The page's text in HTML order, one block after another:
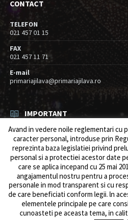
CONTACT
TELEFON
021 457 01 15
FAX
021 457 11 71
E-mail
primariajilava@primariajilava.ro
IMPORTANT
Rezultat concurs expert – proba
06/08/2026 inResurse umane / Achizitii
Anunt concurs
05/08/2026 Resurse umane / Achizitii
© 2026 Primăria Comunei
Avand in vedere noile reglementari cu
caracter personal, introduse prin
reprezinta baza legislatiei privind
personal si a protectiei acestor date
care se aplica incepand cu 25 mai
angajamentul nostru pentru a
personale in mod transparent si cu
de care beneficiati conform legii. ln
elementele principale pe care
cunoasteti pe aceasta tema, in